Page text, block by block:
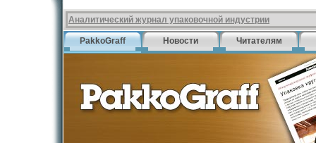
Аналитический журнал упаковочной индустрии
PakkoGraff Новости Читателям